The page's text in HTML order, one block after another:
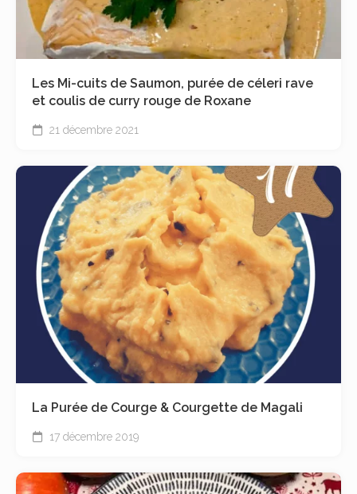
Les Mi-cuits de Saumon, purée de céleri rave
et coulis de curry rouge de Roxane
21 décembre 2021
La Purée de Courge & Courgette de Magali
17 décembre 2019